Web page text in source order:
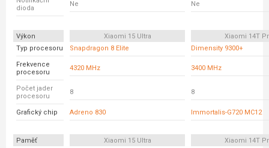
dioda
Ne Ne
Výkon Xiaomi 15 Ultra
Xiaomi 14T
Typ procesoru
Snapdragon 8 Elite Dimensity 9300+
Frekvence
procesoru
4320 MHz 3400 MHz
Počet jader
procesoru
8 8
Grafický chip Adreno 830 Immortalis-G720 MC12
Paměť Xiaomi 15 Ultra
Xiaomi 14T